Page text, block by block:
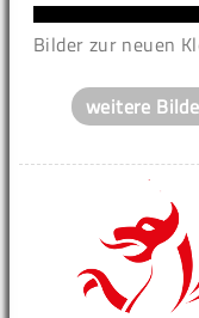
Bilder zur neuen
weitere